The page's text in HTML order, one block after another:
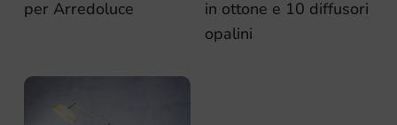
per Arredoluce
in ottone e 10 diffusori
opalini